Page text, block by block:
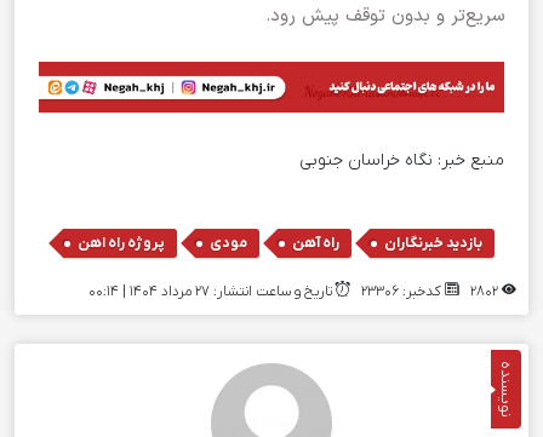
سریع‌تر و بدون توقف پیش رود.
منبع خبر: نگاه خراسان جنوبی
بازدید خبرنگاران , راه آهن , مودی , پروژه راه اهن
کدخبر: 23306 تاریخ و ساعت انتشار: ۲۷ مرداد ۱۴۰۴ | 00:14
نویسنده